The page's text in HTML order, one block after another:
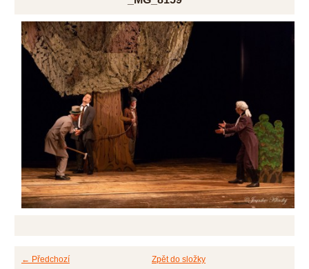
← Předchozí Zpět do složky